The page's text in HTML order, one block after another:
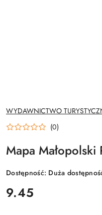
NAZWA
PRODUCENTA:
WYDAWNICTWO
(0)
Mapa Małopolski
Dostępność: Duża
cena:
9.45